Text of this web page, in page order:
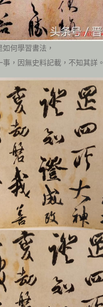
何學習書法，
，因無史料記載，不知其詳。